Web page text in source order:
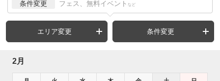
条件変更 フェス、無料イベント など
エリア変更 条件変更
2月